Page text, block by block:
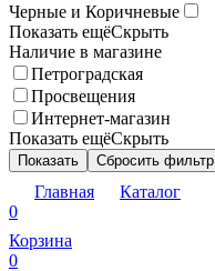
Черные и Коричневые
Показать ещёСкрыть
Наличие в магазине
Петроградская
Просвещения
Интернет-магазин
Показать ещёСкрыть
Показать Сбросить фильтр
Главная
Каталог
0
Корзина
0